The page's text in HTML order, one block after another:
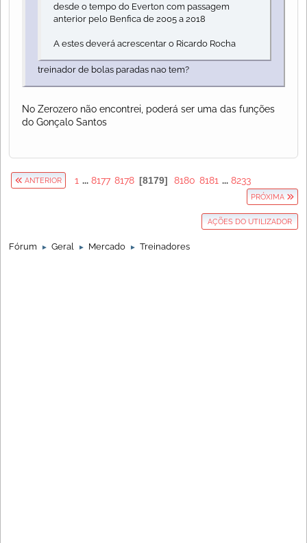
desde o tempo do Everton com passagem
anterior pelo Benfica de 2005 a 2018
A estes deverá acrescentar o Ricardo Rocha
treinador de bolas paradas nao tem?
No Zerozero não encontrei, poderá ser uma das funções
do Gonçalo Santos
ANTERIOR 1 ... 8177 8178 8179 8180 8181 ... 8233
PRÓXIMA
AÇÕES DO UTILIZADOR
Fórum ► Geral ► Mercado ► Treinadores